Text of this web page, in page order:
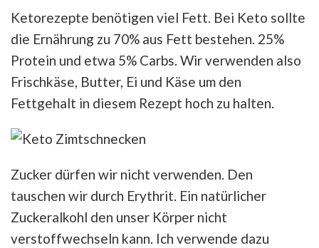
Ketorezepte benötigen viel Fett. Bei Keto sollte
die Ernährung zu 70% aus Fett bestehen. 25%
Protein und etwa 5% Carbs. Wir verwenden also
Frischkäse, Butter, Ei und Käse um den
Fettgehalt in diesem Rezept hoch zu halten.
Zucker dürfen wir nicht verwenden. Den
tauschen wir durch Erythrit. Ein natürlicher
Zuckeralkohl den unser Körper nicht
verstoffwechseln kann. Ich verwende dazu